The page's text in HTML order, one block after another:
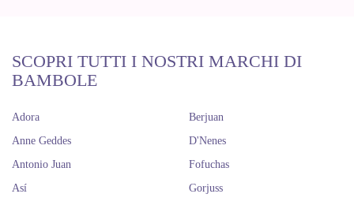
SCOPRI TUTTI I NOSTRI MARCHI DI
BAMBOLE
Adora
Anne Geddes
Antonio Juan
Así
Berjuan
D'Nenes
Fofuchas
Gorjuss